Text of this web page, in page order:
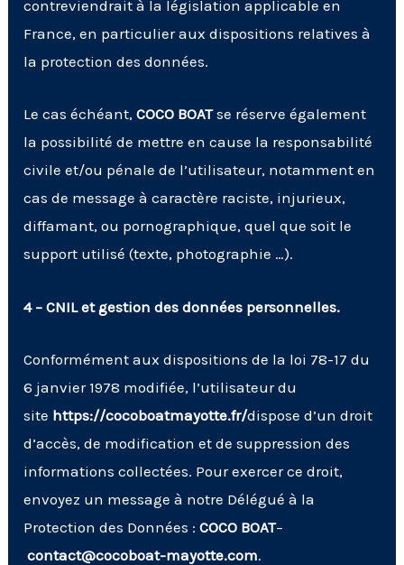
contreviendrait à la législation applicable en
France, en particulier aux dispositions relatives à
la protection des données.
Le cas échéant,COCO BOATse réserve également
la possibilité de mettre en cause la responsabilité
civile et/ou pénale de l’utilisateur, notamment en
cas de message à caractère raciste, injurieux,
diffamant, ou pornographique, quel que soit le
support utilisé (texte, photographie …).
4 – CNIL et gestion des données personnelles.
Conformément aux dispositions de la loi 78-17 du
6 janvier 1978 modifiée, l’utilisateur du
site https://cocoboatmayotte.fr/dispose d’un droit
d’accès, de modification et de suppression des
informations collectées. Pour exercer ce droit,
envoyez un message à notre Délégué à la
Protection des Données :COCO BOAT–
contact@cocoboat-mayotte.com.